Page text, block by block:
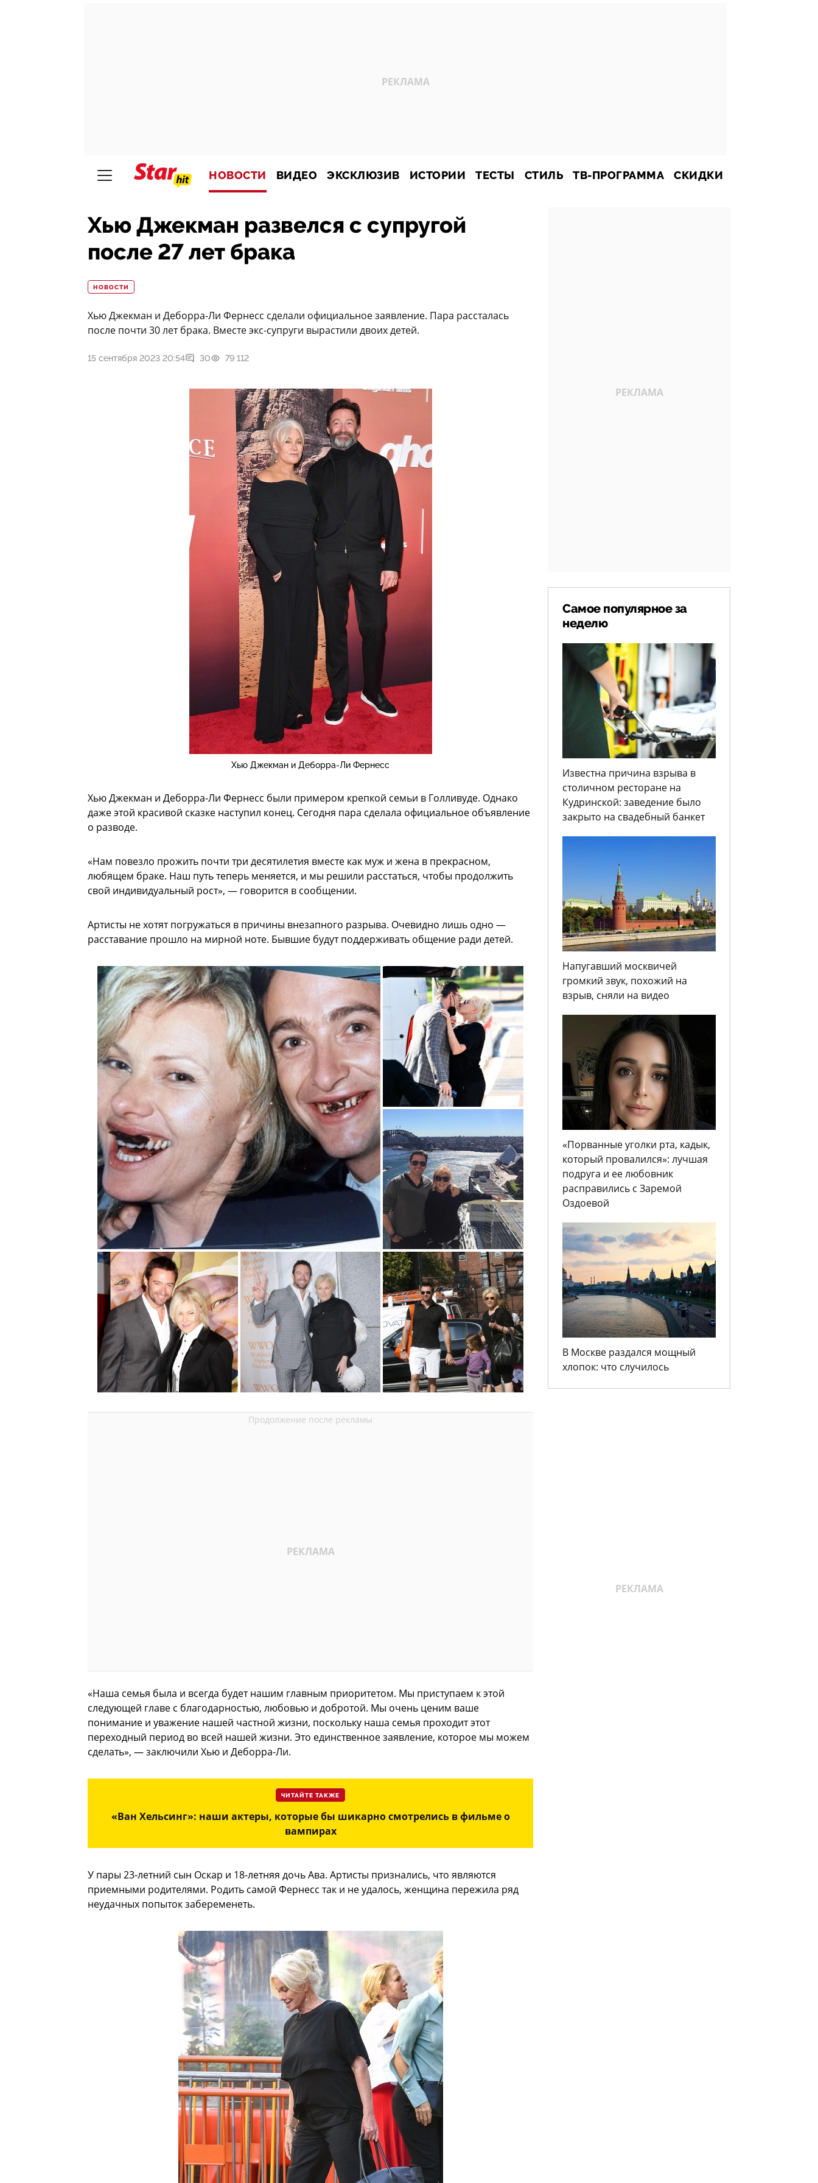
НОВОСТИ ВИДЕО ЭКСКЛЮЗИВ ИСТОРИИ ТЕСТЫ СТИЛЬ ТВ-ПРОГРАММА СКИДКИ
Хью Джекман развелся с супругой
после 27 лет брака
НОВОСТИ
Хью Джекман и Деборра-Ли Фернесс сделали официальное заявление. Пара рассталась
после почти 30 лет брака. Вместе экс-супруги вырастили двоих детей.
15 сентября 2023 20:54 30 79 112
Хью Джекман и Деборра-Ли Фернесс
Хью Джекман и Деборра-Ли Фернесс были примером крепкой семьи в Голливуде. Однако
даже этой красивой сказке наступил конец. Сегодня пара сделала официальное объявление
о разводе.
«Нам повезло прожить почти три десятилетия вместе как муж и жена в прекрасном,
любящем браке. Наш путь теперь меняется, и мы решили расстаться, чтобы продолжить
свой индивидуальный рост», — говорится в сообщении.
Артисты не хотят погружаться в причины внезапного разрыва. Очевидно лишь одно —
расставание прошло на мирной ноте. Бывшие будут поддерживать общение ради детей.
«Наша семья была и всегда будет нашим главным приоритетом. Мы приступаем к этой
следующей главе с благодарностью, любовью и добротой. Мы очень ценим ваше
понимание и уважение нашей частной жизни, поскольку наша семья проходит этот
переходный период во всей нашей жизни. Это единственное заявление, которое мы можем
сделать», — заключили Хью и Деборра-Ли.
ЧИТАЙТЕ ТАКЖЕ
«Ван Хельсинг»: наши актеры, которые бы шикарно смотрелись в фильме о
вампирах
У пары 23-летний сын Оскар и 18-летняя дочь Ава. Артисты признались, что являются
приемными родителями. Родить самой Фернесс так и не удалось, женщина пережила ряд
неудачных попыток забеременеть.
Самое популярное за
неделю
Известна причина взрыва в
столичном ресторане на
Кудринской: заведение было
закрыто на свадебный банкет
Напугавший москвичей
громкий звук, похожий на
взрыв, сняли на видео
«Порванные уголки рта, кадык,
который провалился»: лучшая
подруга и ее любовник
расправились с Заремой
Оздоевой
В Москве раздался мощный
хлопок: что случилось